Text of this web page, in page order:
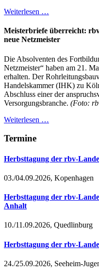
Weiterlesen …
Meisterbriefe überreicht:
neue Netzmeister
Die Absolventen des
Netzmeister“ haben am 21.
erhalten. Der
Handelskammer (IHK) zu
Abschluss einer der
Versorgungsbranche. (Foto:
Weiterlesen …
Termine
Herbsttagung der rbv-
03./04.09.2026, Kopenhagen
Herbsttagung der rbv-
Anhalt
10./11.09.2026, Quedlinburg
Herbsttagung der rbv-
24./25.09.2026, Seeheim-